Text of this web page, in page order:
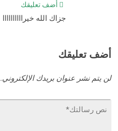
أضف تعليقك
جزاك الله خيراااااااااا
أضف تعليقك
لن يتم نشر عنوان بريدك الإلكتروني.